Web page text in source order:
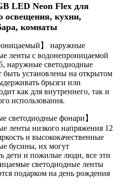
LED Neon Flex для
освещения, кухни,
комнаты
】 наружные
ленты с водонепроницаемой
наружные светодиодные
быть установлены на открытом
брызги или
как для внутреннего, так и
использования.
светодиодные фонари】
ленты низкого напряжения 12
и высококачественные
бусины, их могут
дети и пожилые люди, все эти
светодиодные ленты
подарком на день рождения